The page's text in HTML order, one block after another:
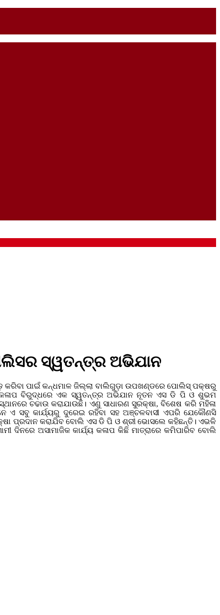
ସ୍ୱତନ୍ତ୍ର ଅଭିଯାନ
କରିବା ପାଇଁ କନ୍ଧମାଳ ଜିଲ୍ଲା ବାଲିଗୁଡ଼ା ଉପଖଣ୍ଡରେ ପୋଲିସ୍ ପକ୍ଷରୁ
ବିରୁଦ୍ଧରେ ଏକ ସ୍ୱତନ୍ତ୍ର ଅଭିଯାନ ନୂତନ ଏସ ଡି ପି ଓ ଶୁଭମ
ଚଢାଉ କରାଯାଉଛି। ଏଣୁ ସାଧାରଣ ସୁରକ୍ଷା, ବିଶେଷ କରି ମହିଳା
ଏ ସବୁ କାର୍ଯ୍ୟରୁ ଦୁରେଇ ରହିବା ସହ ଅଞ୍ଚଳବାସୀ ଏପରି ଯେକୌଣସି
ପ୍ରଦାନ କରାଯିବ ବୋଲି ଏସ ଡି ପି ଓ ଶ୍ରୀ ଭୋସଲେ କହିଛନ୍ତି। ଏଭଳି
ଅସାମାଜିକ କାର୍ଯ୍ୟ କଳାପ କିଛି ମାତ୍ରାରେ କମିପାରିବ ବୋଲି